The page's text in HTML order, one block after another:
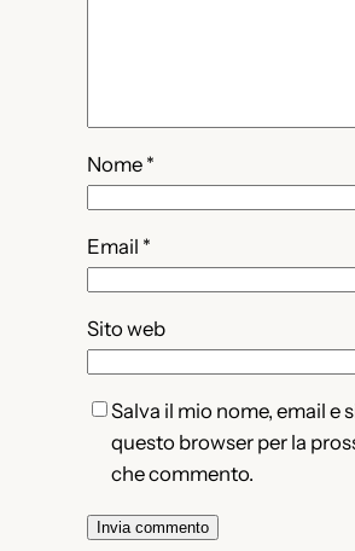
Nome *
Email *
Sito web
Salva il mio nome, email e
questo browser per la
che commento.